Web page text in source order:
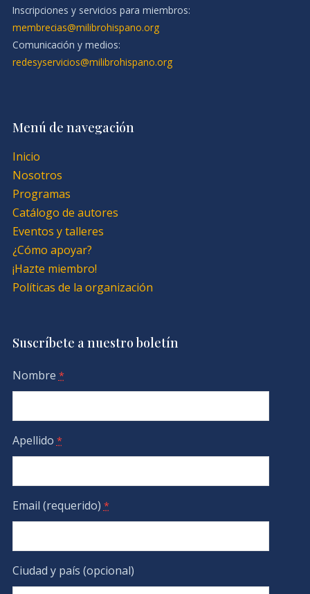
Inscripciones y servicios para miembros:
membrecias@milibrohispano.org
Comunicación y medios:
redesyservicios@milibrohispano.org
Menú de navegación
Inicio
Nosotros
Programas
Catálogo de autores
Eventos y talleres
¿Cómo apoyar?
¡Hazte miembro!
Políticas de la organización
Suscríbete a nuestro boletín
Nombre *
Apellido *
Email (requerido) *
Ciudad y país (opcional)